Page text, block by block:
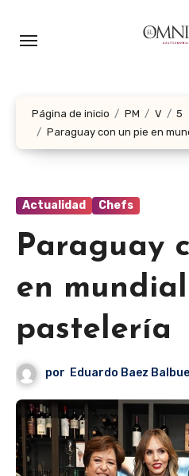
Página de inicio PM V
5
Paraguay con un pie en
Actualidad Chefs
Paraguay
en
pastelería
por Eduardo Baez